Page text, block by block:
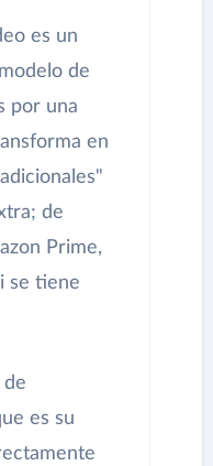
es un
de
por una
en
de
Prime,
se tiene
de
es su